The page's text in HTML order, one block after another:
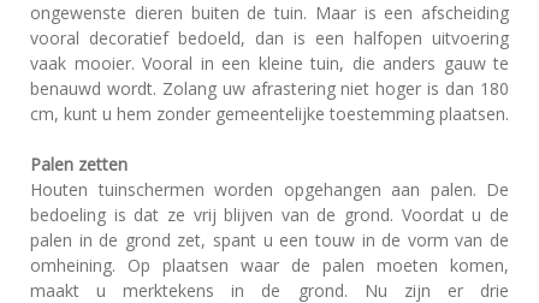
ongewenste dieren buiten de tuin. Maar is een afscheiding
vooral decoratief bedoeld, dan is een halfopen uitvoering
vaak mooier. Vooral in een kleine tuin, die anders gauw te
benauwd wordt. Zolang uw afrastering niet hoger is dan 180
cm, kunt u hem zonder gemeentelijke toestemming plaatsen.
Palen zetten
Houten tuinschermen worden opgehangen aan palen. De
bedoeling is dat ze vrij blijven van de grond. Voordat u de
palen in de grond zet, spant u een touw in de vorm van de
omheining. Op plaatsen waar de palen moeten komen,
maakt u merktekens in de grond. Nu zijn er drie